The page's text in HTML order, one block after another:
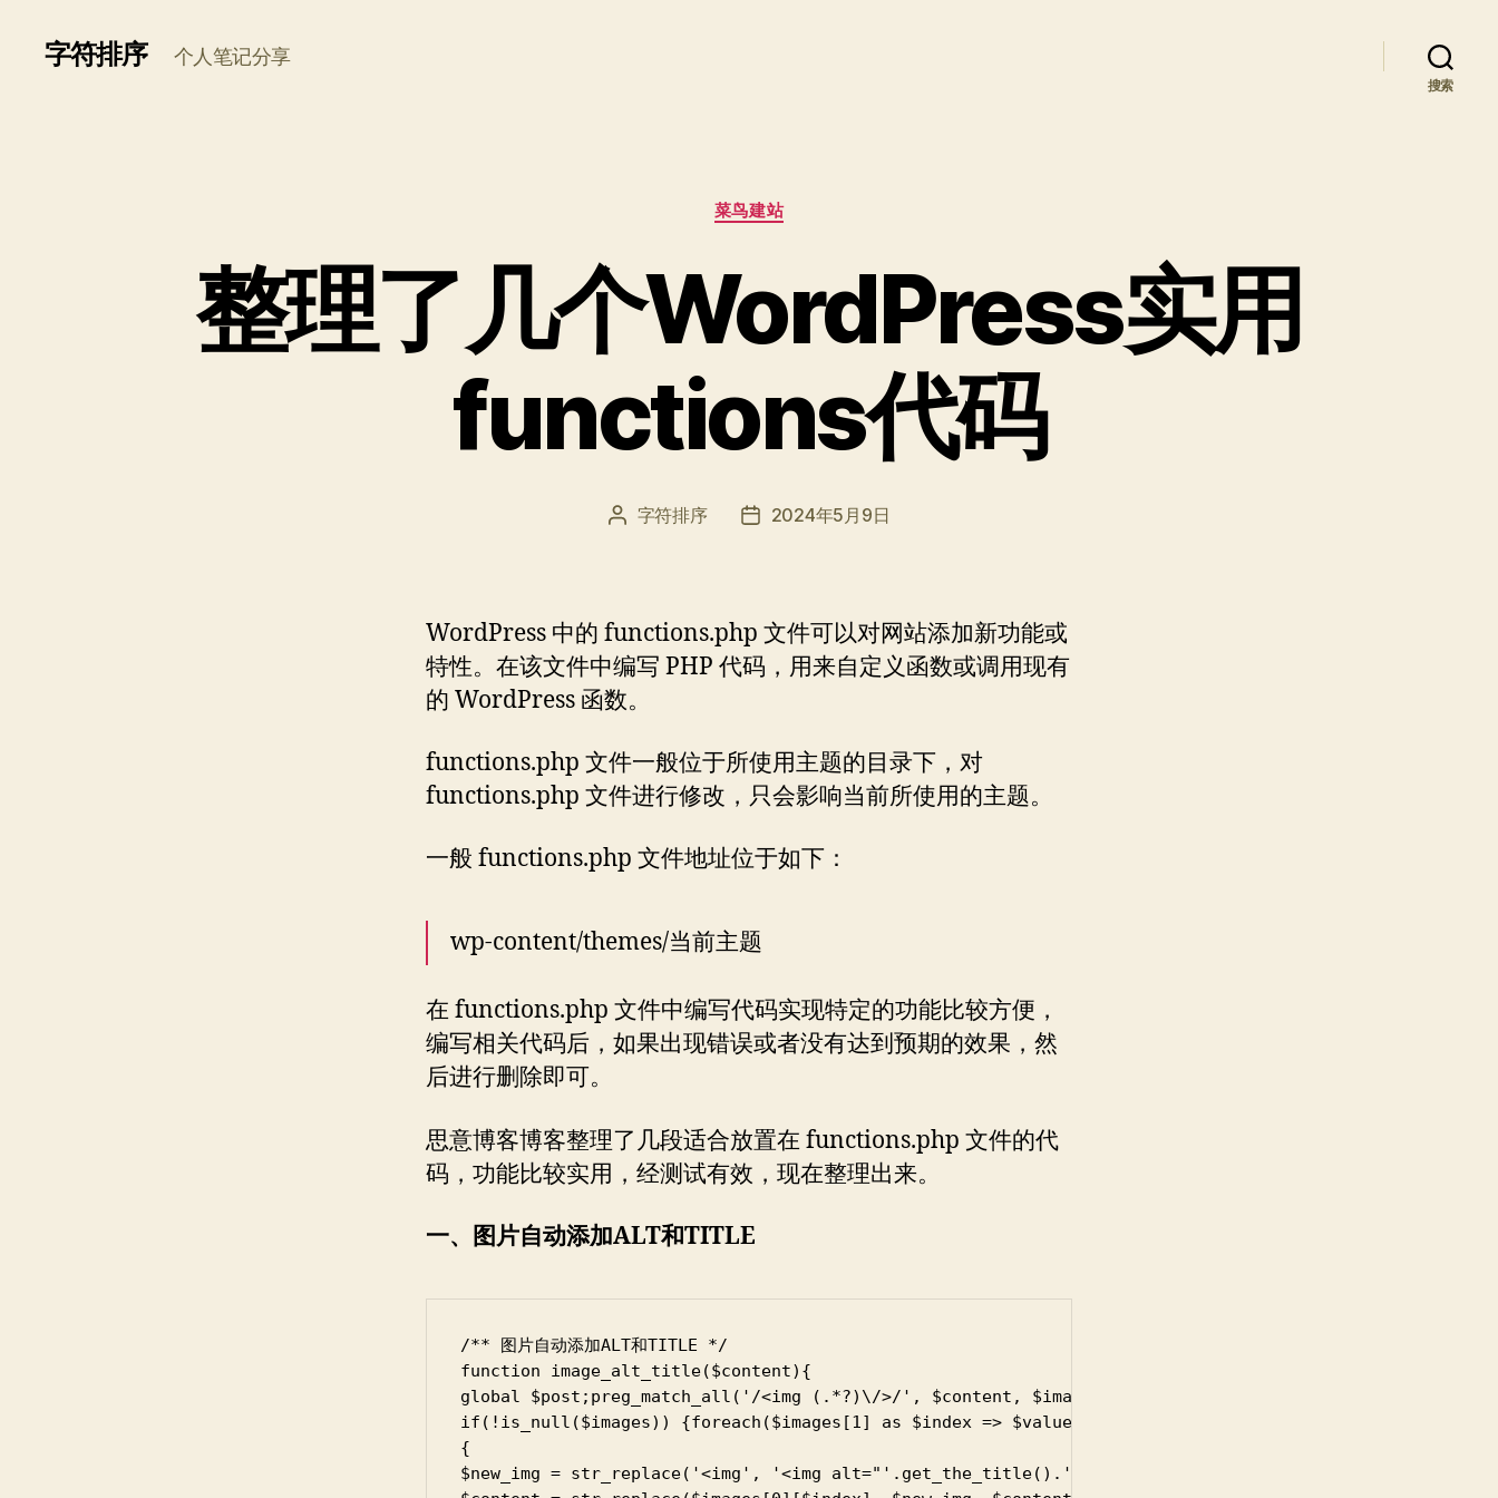
字符排序 个人笔记分享
搜索
分
类
菜鸟建站
整理了几个WordPress实用
functions代码
文 字符排序
发 2024年5月9日
WordPress 中的 functions.php 文件可以对网站添加新功能或
特性。在该文件中编写 PHP 代码，用来自定义函数或调用现有
的 WordPress 函数。
functions.php 文件一般位于所使用主题的目录下，对
functions.php 文件进行修改，只会影响当前所使用的主题。
一般 functions.php 文件地址位于如下：
wp-content/themes/当前主题
在 functions.php 文件中编写代码实现特定的功能比较方便，
编写相关代码后，如果出现错误或者没有达到预期的效果，然
后进行删除即可。
思意博客博客整理了几段适合放置在 functions.php 文件的代
码，功能比较实用，经测试有效，现在整理出来。
一、图片自动添加ALT和TITLE
/** 图片自动添加ALT和TITLE */
function image_alt_title($content){
global $post;preg_match_all('/<img (.*?)\/>/', $content, $images);
if(!is_null($images)) {foreach($images[1] as $index => $value)
{
$new_img = str_replace('<img', '<img alt="'.get_the_title().'-